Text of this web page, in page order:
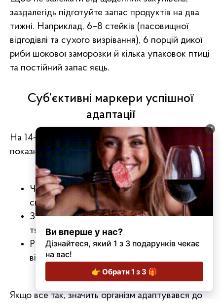
м'яса
Гастрономія і культура Новини Стейки Карпат
заздалегідь підготуйте запас продуктів на два
тижні. Наприклад, 6–8 стейків (пасовищної
відгодівлі та сухого визрівання), 6 порцій дикої
риби шокової заморозки й кілька упаковок птиці
та постійний запас яєць.
Суб’єктивні маркери успішної
адаптації
На 14-й день оцініть роботу системи за трьома
показниками:
Через 40 хвилин після обіду є тривала
ситість і відсутня важкість.
З 15:00 до 17:00 немає спаду енергії та
тяги до солодкого.
Ранковий підйом стає швидким, без
відчуття хронічної розбитості.
Якщо все так, значить організм адаптувався до